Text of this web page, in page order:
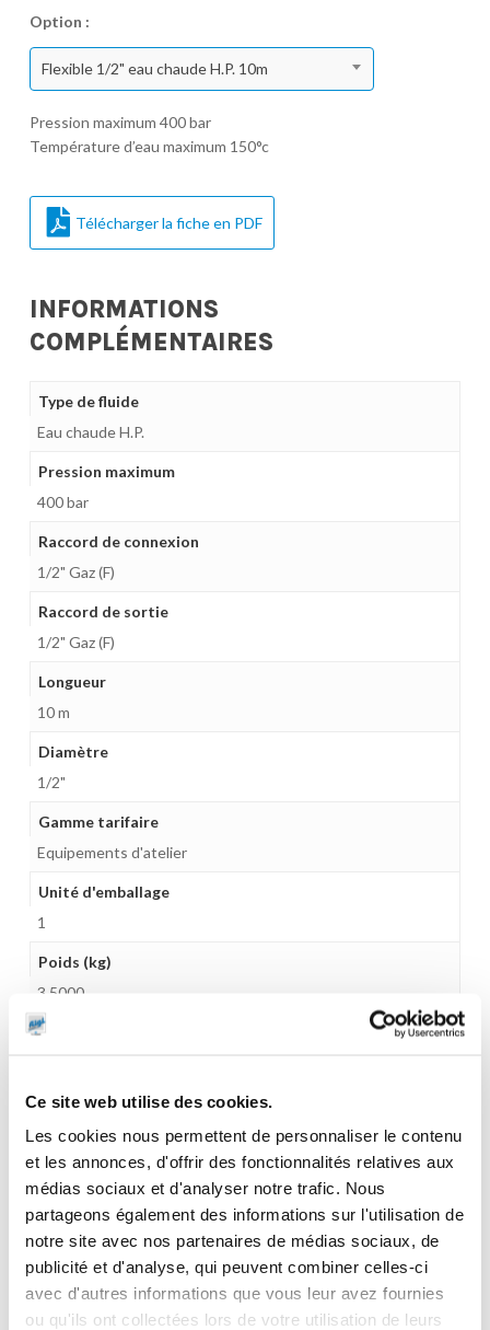
Ce site web utilise des cookies.
Les cookies nous permettent de personnaliser le contenu
et les annonces, d'offrir des fonctionnalités relatives aux
médias sociaux et d'analyser notre trafic. Nous
partageons également des informations sur l'utilisation de
notre site avec nos partenaires de médias sociaux, de
publicité et d'analyse, qui peuvent combiner celles-ci
avec d'autres informations que vous leur avez fournies
ou qu'ils ont collectées lors de votre utilisation de leurs
Option :
Flexible 1/2" eau chaude H.P. 10m
Pression maximum 400 bar
Température d’eau maximum 150°c
Télécharger la fiche en PDF
INFORMATIONS
COMPLÉMENTAIRES
Type de fluide
Eau chaude H.P.
Pression maximum
400 bar
Raccord de connexion
1/2" Gaz (F)
Raccord de sortie
1/2" Gaz (F)
Longueur
10 m
Diamètre
1/2"
Gamme tarifaire
Equipements d'atelier
Unité d'emballage
1
Poids (kg)
3.5000
Garantie
Gencode
3284660420928
CES PRODUITS PEUVENT VOUS
INTERESSER